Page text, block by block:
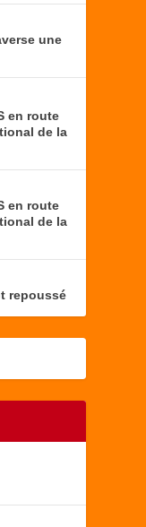
une
en route
de la
en route
de la
repoussé